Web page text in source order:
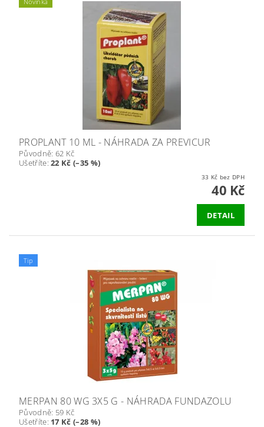
PROPLANT 10 ML - NÁHRADA ZA PREVICUR
Původně: 62 Kč
Ušetříte:22 Kč (–35 %)
33 Kč bez DPH
40 Kč
DETAIL
Tip
MERPAN 80 WG 3X5 G - NÁHRADA FUNDAZOLU
Původně: 59 Kč
Ušetříte: 17 Kč (–28 %)